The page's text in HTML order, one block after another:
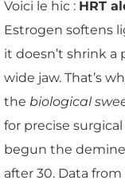
Voici le hic : HRT
Estrogen softens
it doesn’t shrink
wide jaw. That’s
the biological
for precise
begun the
after 30. Data